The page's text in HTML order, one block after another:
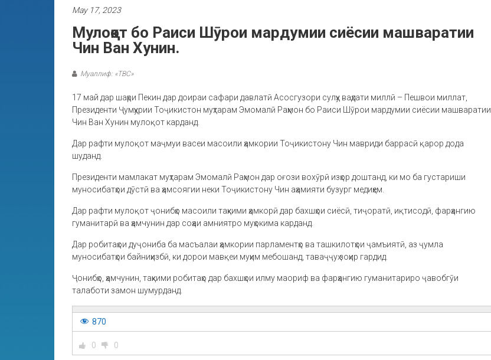
May 17, 2023
Мулоқот бо Раиси Шӯрои мардумии сиёсии машваратии
Чин Ван Хунин.
Муаллиф: «ТВС»
17 май дар шаҳри Пекин дар доираи сафари давлатӣ Асосгузори сулҳу ваҳдати миллӣ – Пешвои миллат,
Президенти Ҷумҳурии Тоҷикистон муҳтарам Эмомалӣ Раҳмон бо Раиси Шӯрои мардумии сиёсии машваратии
Чин Ван Хунин мулоқот карданд.
Дар рафти мулоқот маҷмуи васеи масоили ҳамкории Тоҷикистону Чин мавриди баррасӣ қарор дода
шуданд.
Президенти мамлакат муҳтарам Эмомалӣ Раҳмон дар оғози вохӯрӣ изҳор доштанд, ки мо ба густариши
муносибатҳои дӯстӣ ва ҳамсоягии неки Тоҷикистону Чин аҳамияти бузург медиҳем.
Дар рафти мулоқот ҷонибҳо масоили таҳкими ҳамкорӣ дар бахшҳои сиёсӣ, тиҷоратӣ, иқтисодӣ, фарҳангию
гуманитарӣ ва ҳамчунин дар соҳаи амниятро муҳокима карданд.
Дар робитаҳои дуҷониба ба масъалаи ҳамкории парламентҳо ва ташкилотҳои ҷамъиятӣ, аз ҷумла
муносибатҳои байниҳизбӣ, ки дорои мавқеи муҳим мебошанд, таваҷҷуҳ зоҳир гардид.
Ҷонибҳо, ҳамчунин, таҳкими робитаҳо дар бахшҳои илму маориф ва фарҳангию гуманитариро ҷавобгӯи
талаботи замон шумурданд.
870
0 0